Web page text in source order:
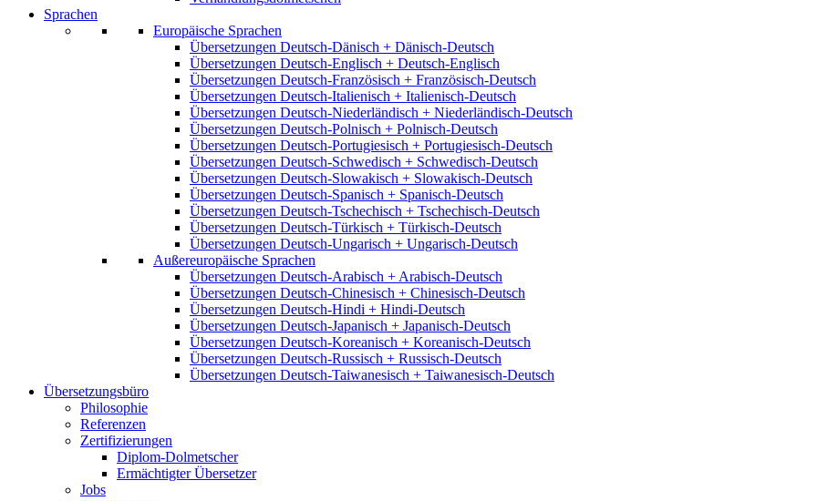
Sprachen
Europäische Sprachen
Übersetzungen Deutsch-Dänisch + Dänisch-Deutsch
Übersetzungen Deutsch-Englisch + Deutsch-Englisch
Übersetzungen Deutsch-Französisch + Französisch-Deutsch
Übersetzungen Deutsch-Italienisch + Italienisch-Deutsch
Übersetzungen Deutsch-Niederländisch + Niederländisch-Deutsch
Übersetzungen Deutsch-Polnisch + Polnisch-Deutsch
Übersetzungen Deutsch-Portugiesisch + Portugiesisch-Deutsch
Übersetzungen Deutsch-Schwedisch + Schwedisch-Deutsch
Übersetzungen Deutsch-Slowakisch + Slowakisch-Deutsch
Übersetzungen Deutsch-Spanisch + Spanisch-Deutsch
Übersetzungen Deutsch-Tschechisch + Tschechisch-Deutsch
Übersetzungen Deutsch-Türkisch + Türkisch-Deutsch
Übersetzungen Deutsch-Ungarisch + Ungarisch-Deutsch
Außereuropäische Sprachen
Übersetzungen Deutsch-Arabisch + Arabisch-Deutsch
Übersetzungen Deutsch-Chinesisch + Chinesisch-Deutsch
Übersetzungen Deutsch-Hindi + Hindi-Deutsch
Übersetzungen Deutsch-Japanisch + Japanisch-Deutsch
Übersetzungen Deutsch-Koreanisch + Koreanisch-Deutsch
Übersetzungen Deutsch-Russisch + Russisch-Deutsch
Übersetzungen Deutsch-Taiwanesisch + Taiwanesisch-Deutsch
Übersetzungsbüro
Philosophie
Referenzen
Zertifizierungen
Diplom-Dolmetscher
Ermächtigter Übersetzer
Jobs